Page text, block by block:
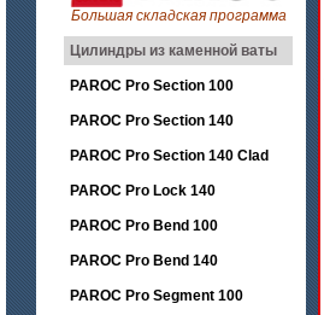
Большая складская программа
Цилиндры из каменной ваты
PAROC Pro Section 100
PAROC Pro Section 140
PAROC Pro Section 140 Clad
PAROC Pro Lock 140
PAROC Pro Bend 100
PAROC Pro Bend 140
PAROC Pro Segment 100